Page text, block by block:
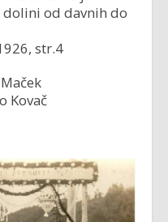
dolini od davnih do
str.4
Kovač